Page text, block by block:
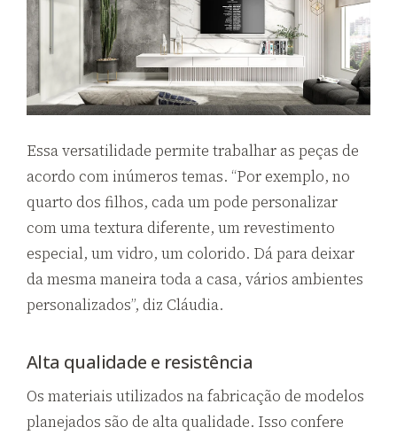
Essa versatilidade permite trabalhar as peças de
acordo com inúmeros temas. “Por exemplo, no
quarto dos filhos, cada um pode personalizar
com uma textura diferente, um revestimento
especial, um vidro, um colorido. Dá para deixar
da mesma maneira toda a casa, vários ambientes
personalizados”, diz Cláudia.
Alta qualidade e resistência
Os materiais utilizados na fabricação de modelos
planejados são de alta qualidade. Isso confere